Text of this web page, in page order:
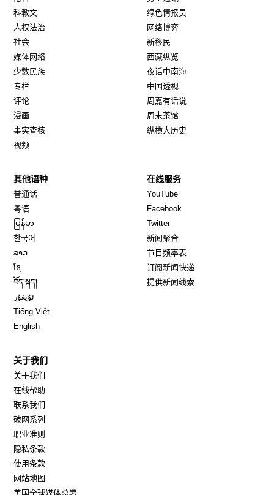
科教文
人权法治
社会
媒体网络
少数民族
专栏
评论
漫画
事实查核
视频
绿色情报员
网络博弈
新移民
西藏纵览
夜话中南海
中国透视
周嘉有话说
周末茶馆
纵横大历史
其他语种
普通话
粤语
မြန်မာ
한국어
ລາວ
ខ្មែ
བོད་སྐད།
ئۇيغۇر
Tiếng Việt
English
在线服务
YouTube
Facebook
TwitterOpens in new window
新闻聚合
节目频率表
订阅新闻快递
提供新闻线索
关于我们
关于我们
在线帮助
联系我们
破网系列
职业准则
隐私条款
使用条款
网站地图
美国全球媒体总署